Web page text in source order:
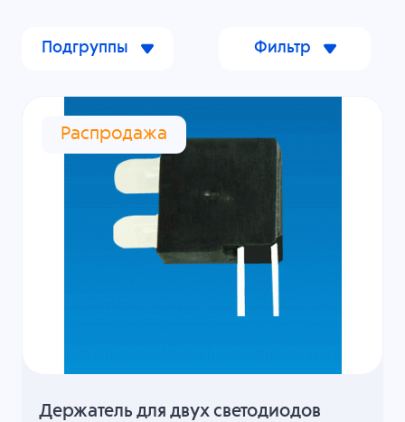
Подгруппы Фильтр
Распродажа
Держатель для двух светодиодов